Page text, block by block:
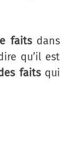
faitsdans
qu’il est
faitsqui